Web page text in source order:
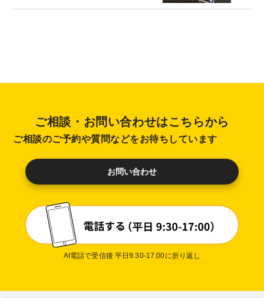
ご相談・お問い合わせはこちらから
ご相談のご予約や質問などをお待ちしています
お問い合わせ
AI電話で受信後 平日9:30-17:00に折り返し